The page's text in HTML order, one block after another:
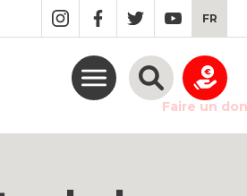
FR
Faire un don